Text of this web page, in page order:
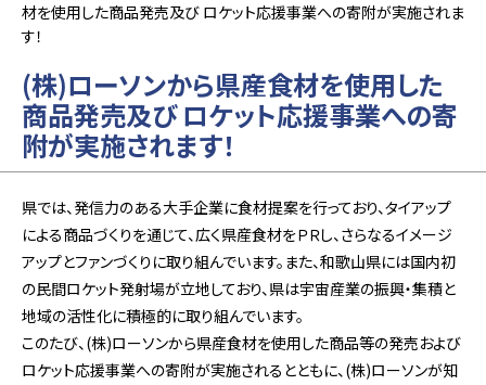
材を使用した商品発売及び ロケット応援事業への寄附が実施されま
す！
(株)ローソンから県産食材を使用した
商品発売及び ロケット応援事業への寄
附が実施されます！
県では、発信力のある大手企業に食材提案を行っており、タイアップ
による商品づくりを通じて、広く県産食材をＰＲし、さらなるイメージ
アップとファンづくりに取り組んでいます。また、和歌山県には国内初
の民間ロケット発射場が立地しており、県は宇宙産業の振興・集積と
地域の活性化に積極的に取り組んでいます。
このたび、(株)ローソンから県産食材を使用した商品等の発売および
ロケット応援事業への寄附が実施されるとともに、(株)ローソンが知